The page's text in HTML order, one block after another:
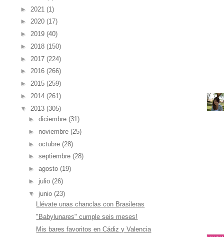
► 2021 (1)
► 2020 (17)
► 2019 (40)
► 2018 (150)
► 2017 (224)
► 2016 (266)
► 2015 (259)
► 2014 (261)
▼ 2013 (305)
► diciembre (31)
► noviembre (25)
► octubre (28)
► septiembre (28)
► agosto (19)
► julio (26)
▼ junio (23)
Llévate unas chanclas con Brasileras
"Babylunares" cumple seis meses!
Mis bares favoritos en Cádiz y Valencia